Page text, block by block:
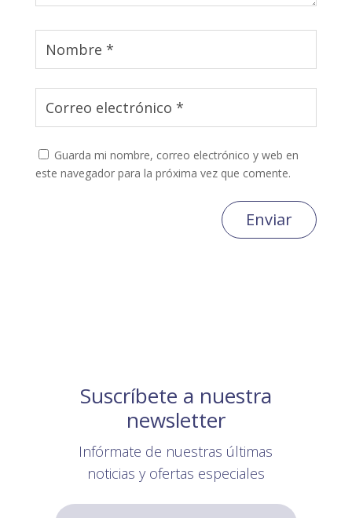
Guarda mi nombre, correo electrónico y web en
este navegador para la próxima vez que comente.
Enviar
Suscríbete a nuestra
newsletter
Infórmate de nuestras últimas
noticias y ofertas especiales